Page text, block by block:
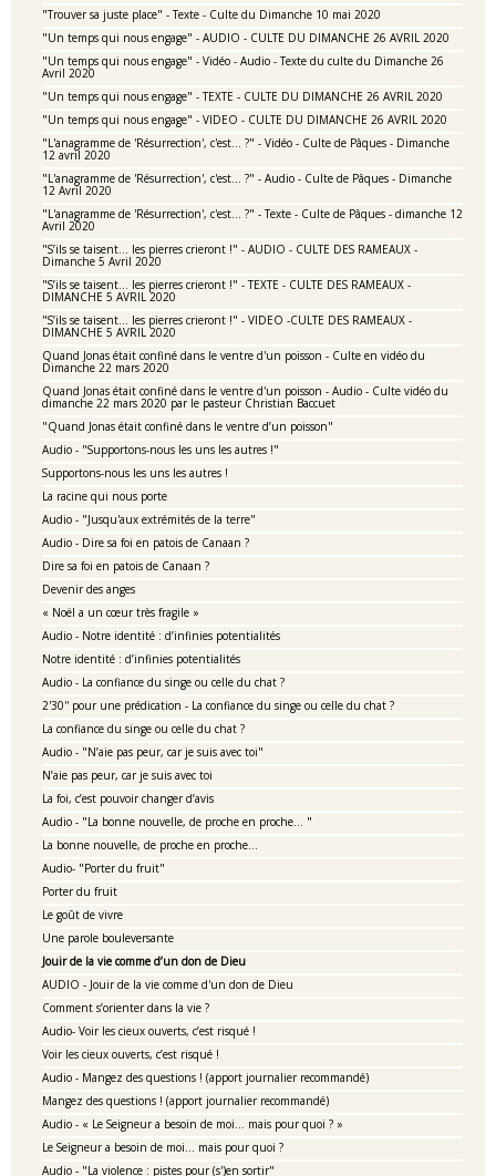
"Trouver sa juste place" - Texte - Culte du Dimanche 10 mai 2020
"Un temps qui nous engage" - AUDIO - CULTE DU DIMANCHE 26 AVRIL 2020
"Un temps qui nous engage" - Vidéo - Audio - Texte du culte du Dimanche 26
Avril 2020
"Un temps qui nous engage" - TEXTE - CULTE DU DIMANCHE 26 AVRIL 2020
"Un temps qui nous engage" - VIDEO - CULTE DU DIMANCHE 26 AVRIL 2020
"L'anagramme de 'Résurrection', c'est... ?" - Vidéo - Culte de Pâques - Dimanche
12 avril 2020
"L'anagramme de 'Résurrection', c'est... ?" - Audio - Culte de Pâques - Dimanche
12 Avril 2020
"L'anagramme de 'Résurrection', c'est... ?" - Texte - Culte de Pâques - dimanche 12
Avril 2020
"S’ils se taisent… les pierres crieront !" - AUDIO - CULTE DES RAMEAUX -
Dimanche 5 Avril 2020
"S’ils se taisent… les pierres crieront !" - TEXTE - CULTE DES RAMEAUX -
DIMANCHE 5 AVRIL 2020
"S’ils se taisent… les pierres crieront !" - VIDEO -CULTE DES RAMEAUX -
DIMANCHE 5 AVRIL 2020
Quand Jonas était confiné dans le ventre d'un poisson - Culte en vidéo du
Dimanche 22 mars 2020
Quand Jonas était confiné dans le ventre d'un poisson - Audio - Culte vidéo du
dimanche 22 mars 2020 par le pasteur Christian Baccuet
"Quand Jonas était confiné dans le ventre d’un poisson"
Audio - "Supportons-nous les uns les autres !"
Supportons-nous les uns les autres !
La racine qui nous porte
Audio - "Jusqu'aux extrémités de la terre"
Audio - Dire sa foi en patois de Canaan ?
Dire sa foi en patois de Canaan ?
Devenir des anges
« Noël a un cœur très fragile »
Audio - Notre identité : d’infinies potentialités
Notre identité : d’infinies potentialités
Audio - La confiance du singe ou celle du chat ?
2'30'' pour une prédication - La confiance du singe ou celle du chat ?
La confiance du singe ou celle du chat ?
Audio - "N’aie pas peur, car je suis avec toi"
N’aie pas peur, car je suis avec toi
La foi, c’est pouvoir changer d’avis
Audio - "La bonne nouvelle, de proche en proche… "
La bonne nouvelle, de proche en proche…
Audio- "Porter du fruit"
Porter du fruit
Le goût de vivre
Une parole bouleversante
Jouir de la vie comme d’un don de Dieu
AUDIO - Jouir de la vie comme d'un don de Dieu
Comment s’orienter dans la vie ?
Audio- Voir les cieux ouverts, c’est risqué !
Voir les cieux ouverts, c’est risqué !
Audio - Mangez des questions ! (apport journalier recommandé)
Mangez des questions ! (apport journalier recommandé)
Audio - « Le Seigneur a besoin de moi… mais pour quoi ? »
Le Seigneur a besoin de moi… mais pour quoi ?
Audio - "La violence : pistes pour (s')en sortir"